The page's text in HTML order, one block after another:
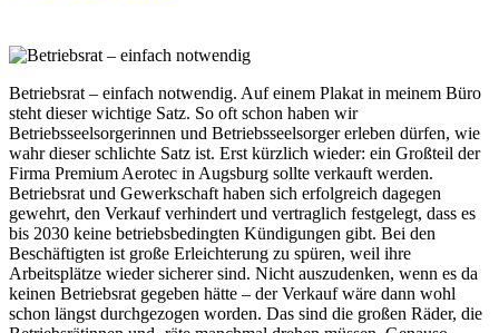
Betriebsrat – einfach notwendig. Auf einem Plakat in meinem Büro
steht dieser wichtige Satz. So oft schon haben wir
Betriebsseelsorgerinnen und Betriebsseelsorger erleben dürfen, wie
wahr dieser schlichte Satz ist. Erst kürzlich wieder: ein Großteil der
Firma Premium Aerotec in Augsburg sollte verkauft werden.
Betriebsrat und Gewerkschaft haben sich erfolgreich dagegen
gewehrt, den Verkauf verhindert und vertraglich festgelegt, dass es
bis 2030 keine betriebsbedingten Kündigungen gibt. Bei den
Beschäftigten ist große Erleichterung zu spüren, weil ihre
Arbeitsplätze wieder sicherer sind. Nicht auszudenken, wenn es da
keinen Betriebsrat gegeben hätte – der Verkauf wäre dann wohl
schon längst durchgezogen worden. Das sind die großen Räder, die